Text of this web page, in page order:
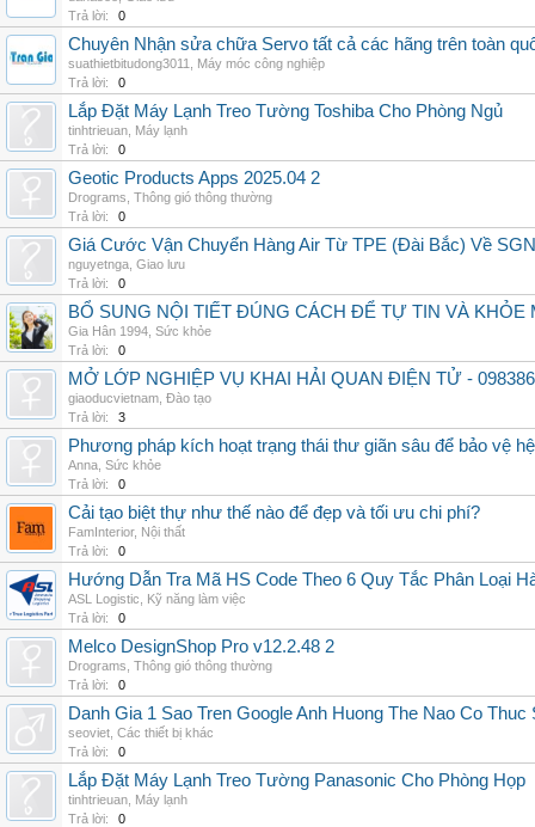
Trả lời:
0
Chuyên Nhận sửa chữa Servo tất cả các hãng trên toàn
suathietbitudong3011
Máy móc công nghiệp
Trả lời:
0
Lắp Đặt Máy Lạnh Treo Tường Toshiba Cho Phòng Ngủ
tinhtrieuan Máy lạnh
Trả lời:
0
Geotic Products Apps 2025.04 2
Drograms Thông gió thông thường
Trả lời:
0
Giá Cước Vận Chuyển Hàng Air Từ TPE (Đài Bắc) Về SGN
nguyetnga Giao lưu
Trả lời:
0
BỔ SUNG NỘI TIẾT ĐÚNG CÁCH ĐỂ TỰ TIN VÀ KHỎE
Gia Hân 1994 Sức khỏe
Trả lời:
0
MỞ LỚP NGHIỆP VỤ KHAI HẢI QUAN ĐIỆN TỬ -
giaoducvietnam Đào tạo
Trả lời:
3
Phương pháp kích hoạt trạng thái thư giãn sâu để bảo vệ
Anna Sức khỏe
Trả lời:
0
Cải tạo biệt thự như thế nào để đẹp và tối ưu chi phí?
FamInterior, Nội thất
Trả lời:
0
Hướng Dẫn Tra Mã HS Code Theo 6 Quy Tắc Phân Loại
ASL Logistic
Kỹ năng làm việc
Trả lời:
0
Melco DesignShop Pro v12.2.48 2
Drograms Thông gió thông thường
Trả lời:
0
Danh Gia 1 Sao Tren Google Anh Huong The Nao Co Thuc
seoviet Các thiết bị khác
Trả lời:
0
Lắp Đặt Máy Lạnh Treo Tường Panasonic Cho Phòng Họp
tinhtrieuan Máy lạnh
Trả lời:
0